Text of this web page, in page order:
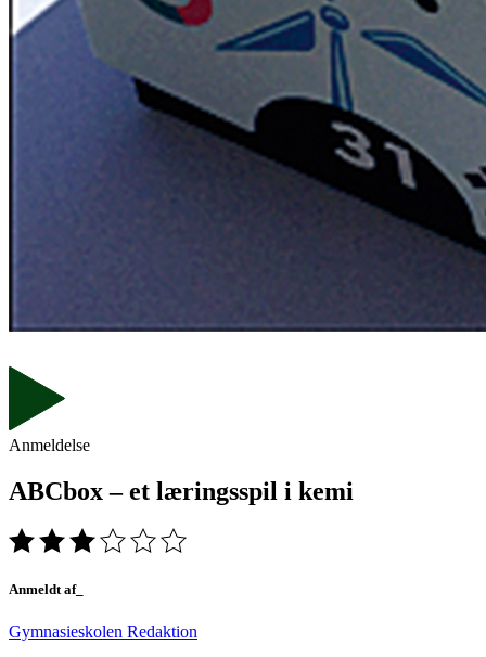
Anmeldelse
ABCbox – et læringsspil i kemi
Anmeldt af_
Gymnasieskolen Redaktion